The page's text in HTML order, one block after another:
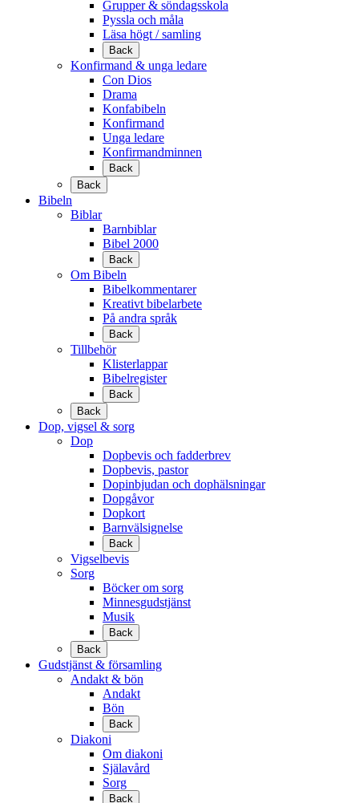
Grupper & söndagsskola
Pyssla och måla
Läsa högt / samling
Back
Konfirmand & unga ledare
Con Dios
Drama
Konfabibeln
Konfirmand
Unga ledare
Konfirmandminnen
Back
Back
Bibeln
Biblar
Barnbiblar
Bibel 2000
Back
Om Bibeln
Bibelkommentarer
Kreativt bibelarbete
På andra språk
Back
Tillbehör
Klisterlappar
Bibelregister
Back
Back
Dop, vigsel & sorg
Dop
Dopbevis och fadderbrev
Dopbevis, pastor
Dopinbjudan och dophälsningar
Dopgåvor
Dopkort
Barnvälsignelse
Back
Vigselbevis
Sorg
Böcker om sorg
Minnesgudstjänst
Musik
Back
Back
Gudstjänst & församling
Andakt & bön
Andakt
Bön
Back
Diakoni
Om diakoni
Själavård
Sorg
Back